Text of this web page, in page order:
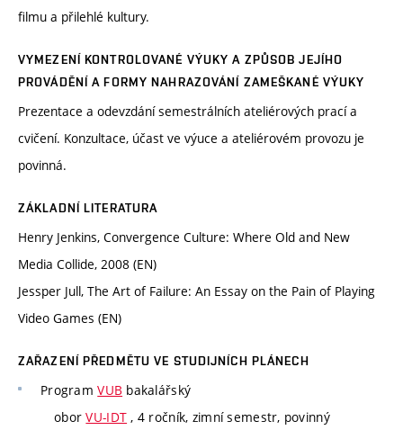
filmu a přilehlé kultury.
VYMEZENÍ KONTROLOVANÉ VÝUKY A ZPŮSOB JEJÍHO
PROVÁDĚNÍ A FORMY NAHRAZOVÁNÍ ZAMEŠKANÉ VÝUKY
Prezentace a odevzdání semestrálních ateliérových prací a
cvičení. Konzultace, účast ve výuce a ateliérovém provozu je
povinná.
ZÁKLADNÍ LITERATURA
Henry Jenkins, Convergence Culture: Where Old and New
Media Collide, 2008 (EN)
Jessper Jull, The Art of Failure: An Essay on the Pain of Playing
Video Games (EN)
ZAŘAZENÍ PŘEDMĚTU VE STUDIJNÍCH PLÁNECH
ProgramVUB bakalářský
oborVU-IDT , 4 ročník, zimní semestr, povinný